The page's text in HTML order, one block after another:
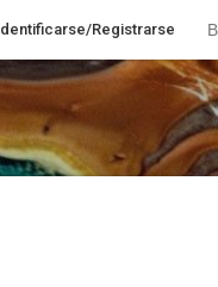
Registrarse